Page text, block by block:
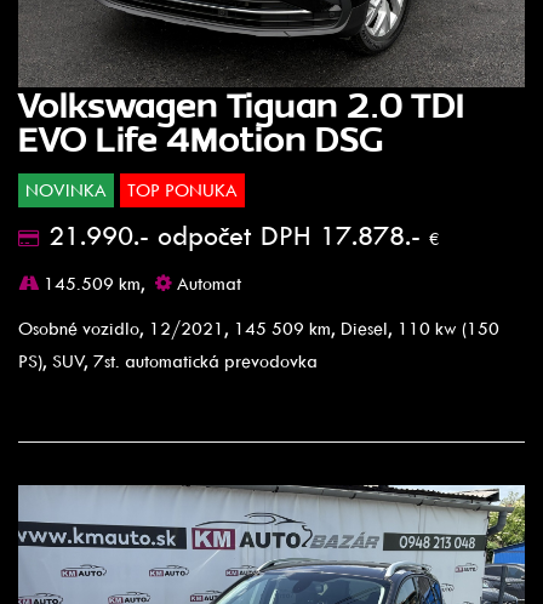
Volkswagen Tiguan 2.0 TDI
EVO Life 4Motion DSG
NOVINKA TOP PONUKA
21.990.- odpočet DPH 17.878.- €
145.509 km,
Automat
Osobné vozidlo, 12/2021, 145 509 km, Diesel, 110 kw (150
PS), SUV, 7st. automatická prevodovka